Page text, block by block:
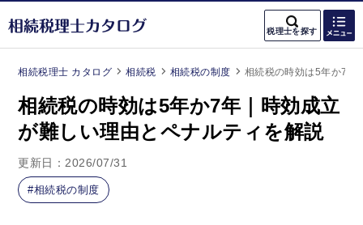
税理士を探す
ホームに戻る
税理士費用
相続税理士 カタログ -
相続税 -
相続税の制度 -
相続税の時効は5年か7年
相続税の時効は5年か7年｜時効成立
が難しい理由とペナルティを解説
更新日： 2026/07/31
相続税の制度
エリアを選ぶ
北陸・甲信越
関東